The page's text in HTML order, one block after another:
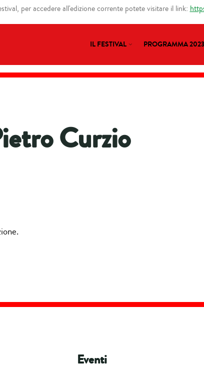
IL FESTIVAL PROGRAMMA 2023
per accedere all'edizione corrente potete visitare il link:
Curzio
Eventi